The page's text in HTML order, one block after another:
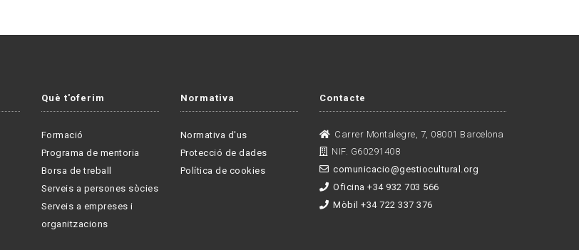
Què t'oferim
Formació
Programa de mentoria
Borsa de treball
Serveis a persones sòcies
Serveis a empreses i
organitzacions
Normativa
Normativa d'us
Protecció de dades
Política de cookies
Contacte
Carrer Montalegre, 7, 08001 Barcelona
NIF. G60291408
comunicacio@gestiocultural.org
Oficina +34 932 703 566
Mòbil +34 722 337 376